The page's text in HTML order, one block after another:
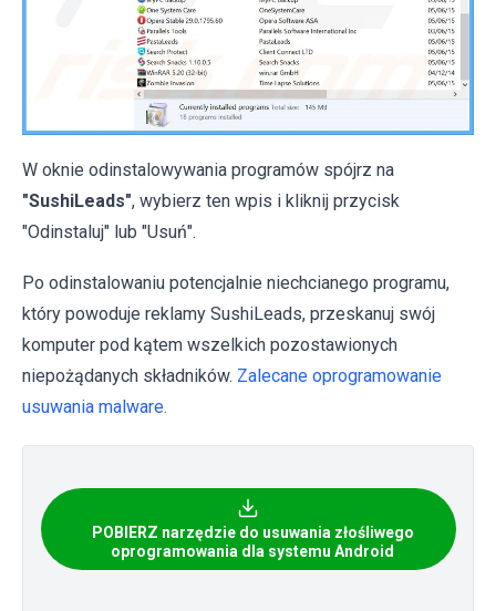
W oknie odinstalowywania programów spójrz na
"SushiLeads", wybierz ten wpis i kliknij przycisk
"Odinstaluj" lub "Usuń".
Po odinstalowaniu potencjalnie niechcianego programu,
który powoduje reklamy SushiLeads, przeskanuj swój
komputer pod kątem wszelkich pozostawionych
niepożądanych składników. Zalecane oprogramowanie
usuwania malware.
POBIERZ narzędzie do usuwania złośliwego
oprogramowania dla systemu Android